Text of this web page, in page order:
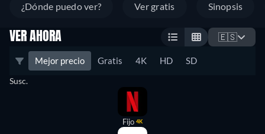
¿Dónde puedo ver? Ver gratis Sinopsis
VER AHORA 🇪🇸
Mejor precio Gratis 4K HD SD
Susc.
Fijo 4K